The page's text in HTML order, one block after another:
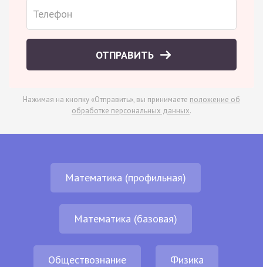
ОТПРАВИТЬ
Нажимая на кнопку «Отправить», вы принимаете положение об
обработке персональных данных.
Математика (профильная)
Математика (базовая)
Обществознание Физика